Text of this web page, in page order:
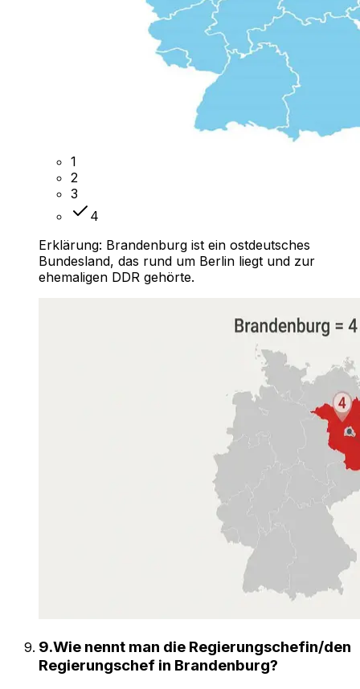
1
2
3
4
Erklärung: Brandenburg ist ein ostdeutsches
Bundesland, das rund um Berlin liegt und zur
ehemaligen DDR gehörte.
9.Wie nennt man die Regierungschefin/den
Regierungschef in Brandenburg?